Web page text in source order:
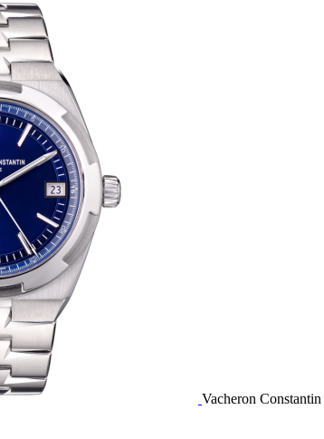
Vacheron Constantin